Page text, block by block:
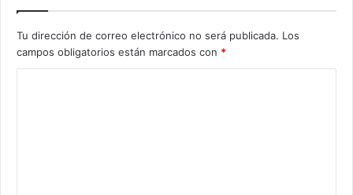
Tu dirección de correo electrónico no será publicada. Los
campos obligatorios están marcados con *